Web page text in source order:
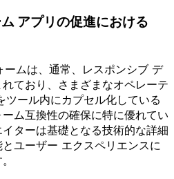
アプリの促進における
ムは、通常、レスポンシブ デ
ており、さまざまなオペレーテ
ツール内にカプセル化している
ム互換性の確保に特に優れてい
ターは基礎となる技術的な詳細
ユーザー エクスペリエンスに